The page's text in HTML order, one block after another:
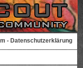
- Datenschutzerklärung